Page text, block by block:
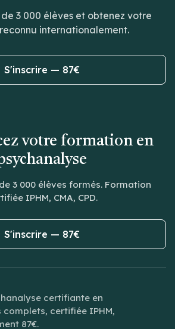
3 000 élèves et obtenez votre
internationalement.
S'inscrire — 87€
votre formation en
3 000 élèves formés. Formation
IPHM, CMA, CPD.
S'inscrire — 87€
certifiante en
complets, certifiée IPHM,
87€.